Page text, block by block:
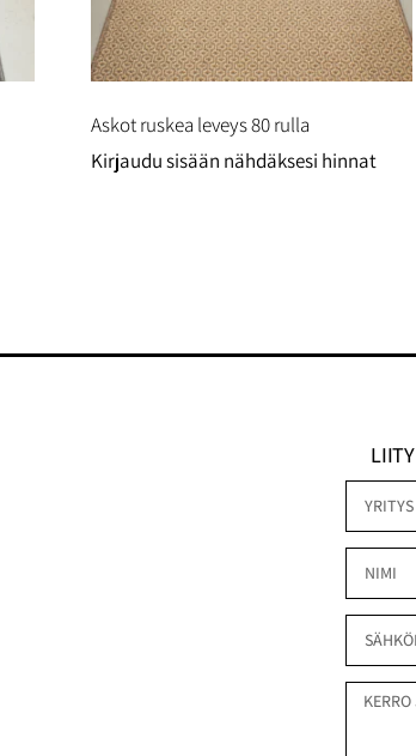
Askot ruskea leveys 80 rulla
Kirjaudu sisään nähdäksesi hinnat